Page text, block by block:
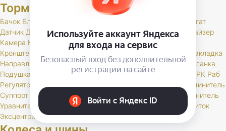
Тормоза
Бачок Блок
Гидроагрегат
Датчик Держатель Диск Жгут Жидкость Звено Иммобилайзер
Камера Клапан Клин Колодка Колодки Колпачок
Кронштейн
Накладка
Направляющая Обойма Опора Опорный Паста Педаль
Планка
Подушка
Привод Проставка Пружина РК Раб
Регулятор
Соединитель
Суппорт
Тормоз Тормоза
Удлинитель
Уравнитель
Цилиндр Чехол Шайба Шланг Штуцер
Щиток
Эксцентрик